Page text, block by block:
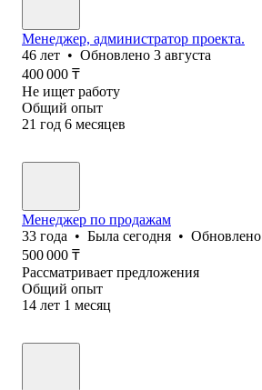
Менеджер, администратор проекта.
46 лет • Обновлено 3 августа
400 000 ₸
Не ищет работу
Общий опыт
21 год 6 месяцев
Менеджер по продажам
33 года • Была сегодня • Обновлено
500 000 ₸
Рассматривает предложения
Общий опыт
14 лет 1 месяц